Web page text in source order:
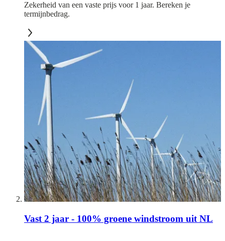
Zekerheid van een vaste prijs voor 1 jaar. Bereken je
termijnbedrag.
Vast 2 jaar - 100% groene windstroom uit NL